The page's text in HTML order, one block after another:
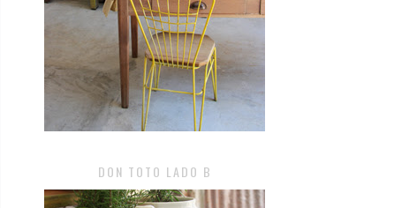
DON TOTO LADO B